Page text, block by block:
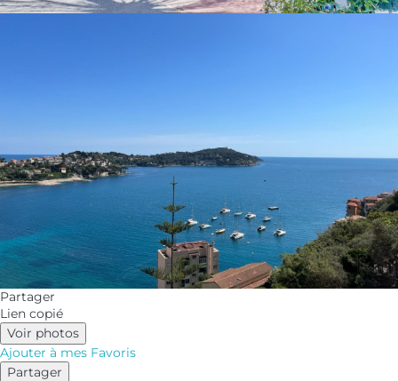
Partager
Lien copié
Voir photos
Ajouter à mes Favoris
Partager